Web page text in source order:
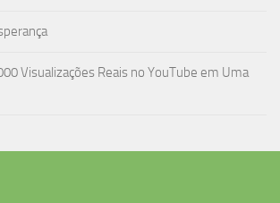
Visualizações Reais no YouTube em Uma